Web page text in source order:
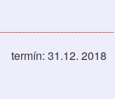
termín: 31.12. 2018